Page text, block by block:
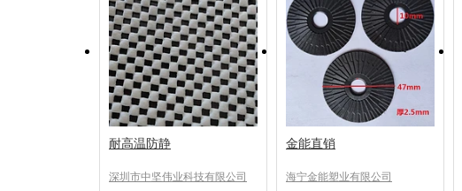
耐高温防静
深圳市中坚伟业科技有限公司
金能直销
海宁金能塑业有限公司